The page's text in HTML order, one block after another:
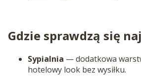
Gdzie sprawdzą się
Sypialnia — dodatkowa
hotelowy look bez wysiłku.